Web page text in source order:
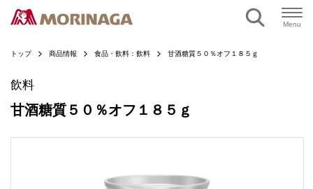
Menu
トップ 商品情報 食品・飲料：飲料 甘酒糖質５０％オフ１８５ｇ
飲料
甘酒糖質５０％オフ１８５ｇ